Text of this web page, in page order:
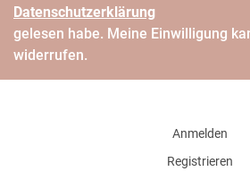
Daten­schutz­erklärung
gelesen habe. Meine Einwilligung
widerrufen.
Anmelden
Registrieren